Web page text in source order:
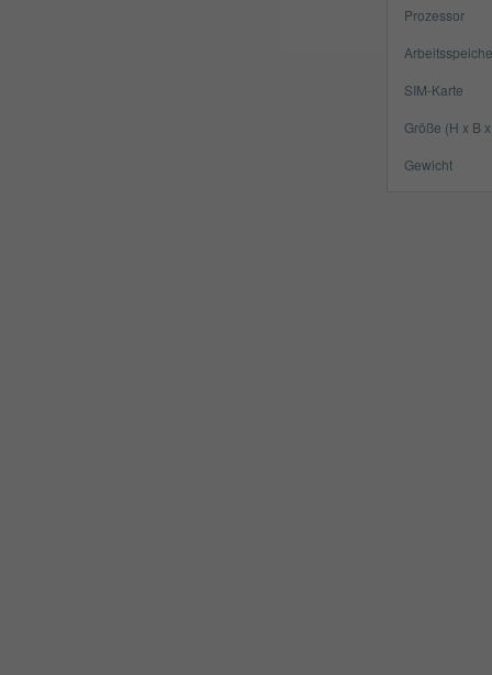
Prozessor
SIM-Karte
Größe (H x B
Gewicht